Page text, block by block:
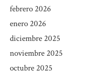
febrero 2026
enero 2026
diciembre 2025
noviembre 2025
octubre 2025